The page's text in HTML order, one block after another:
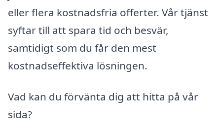
eller flera kostnadsfria offerter. Vår tjänst
syftar till att spara tid och besvär,
samtidigt som du får den mest
kostnadseffektiva lösningen.
Vad kan du förvänta dig att hitta på vår
sida?